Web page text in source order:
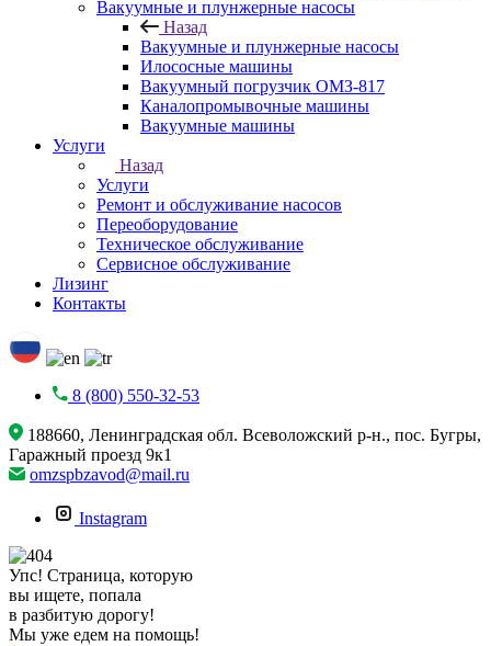
Вакуумные и плунжерные насосы
Назад
Вакуумные и плунжерные насосы
Илососные машины
Вакуумный погрузчик ОМЗ-817
Каналопромывочные машины
Вакуумные машины
Услуги
Назад
Услуги
Ремонт и обслуживание насосов
Переоборудование
Техническое обслуживание
Сервисное обслуживание
Лизинг
Контакты
8 (800) 550-32-53
188660, Ленинградская обл. Всеволожский р-н., пос. Бугры,
Гаражный проезд 9к1
omzspbzavod@mail.ru
Instagram
Упс! Страница, которую
вы ищете, попала
в разбитую дорогу!
Мы уже едем на помощь!